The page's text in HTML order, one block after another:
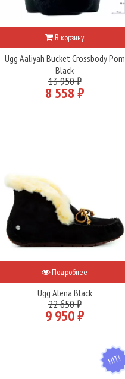
В корзину
Ugg Aaliyah Bucket Crossbody Pom
Black
13 950 ₽
8 558 ₽
Подробнее
Ugg Alena Black
22 650 ₽
9 950 ₽
HIT